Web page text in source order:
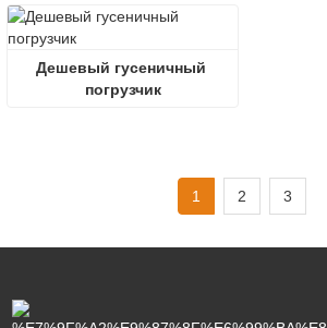
Дешевый гусеничный
погрузчик
1 2 3